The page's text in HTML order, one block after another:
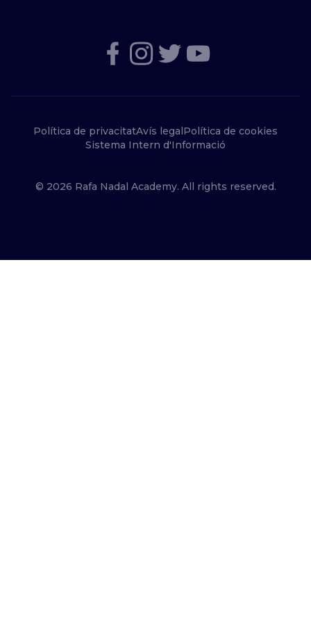
Política de privacitatAvís legalPolítica de cookies
Sistema Intern d'Informació
© 2026 Rafa Nadal Academy. All rights reserved.